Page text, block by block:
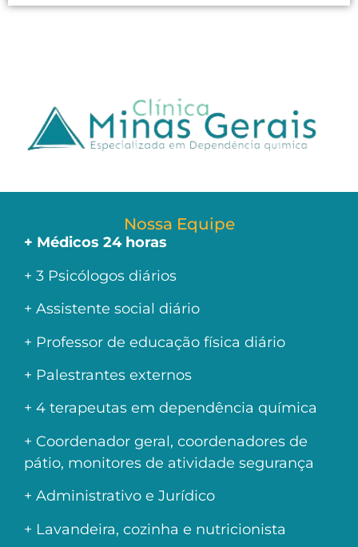
Nossa Equipe
+ Médicos 24 horas
+ 3 Psicólogos diários
+ Assistente social diário
+ Professor de educação física diário
+ Palestrantes externos
+ 4 terapeutas em dependência química
+ Coordenador geral, coordenadores de
pátio, monitores de atividade segurança
+ Administrativo e Jurídico
+ Lavandeira, cozinha e nutricionista